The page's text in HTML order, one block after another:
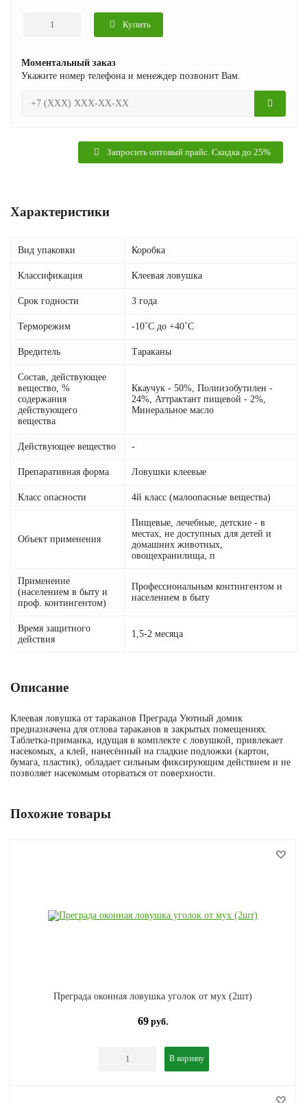
Купить
Моментальный заказ
Укажите номер телефона и менеждер позвонит Вам.
Запросить оптовый прайс. Скидка до 25%
Характеристики
Вид упаковки Коробка
Классификация Клеевая ловушка
Срок годности 3 года
Терморежим -10˚С до +40˚С
Вредитель Тараканы
Состав, действующее
вещество, %
содержания
действующего
вещества
Ккаучук - 50%, Полиизобутилен -
24%, Аттрактант пищевой - 2%,
Минеральное масло
Действующее вещество -
Препаративная форма Ловушки клеевые
Класс опасности 4й класс (малоопасные вещества)
Объект применения
Пищевые, лечебные, детские - в
местах, не доступных для детей и
домашних животных,
овощехранилища, п
Применение
(населением в быту и
проф. контингентом)
Профессиональным контингентом и
населением в быту
Время защитного
действия
1,5-2 месяца
Описание
Клеевая ловушка от тараканов Преграда Уютный домик
предназначена для отлова тараканов в закрытых помещениях.
Таблетка-приманка, идущая в комплекте с ловушкой, привлекает
насекомых, а клей, нанесённый на гладкие подложки (картон,
бумага, пластик), обладает сильным фиксирующим действием и не
позволяет насекомым оторваться от поверхности.
Похожие товары
Преграда оконная ловушка уголок от мух (2шт)
69 руб.
В корзину